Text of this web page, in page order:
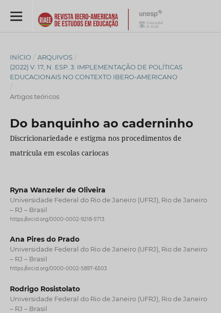
INÍCIO / ARQUIVOS /
(2022) V. 17, N. ESP. 3: IMPLEMENTAÇÃO DE POLÍTICAS
EDUCACIONAIS NO CONTEXTO IBERO-AMERICANO
/
Artigos teóricos
Do banquinho ao caderninho
Discricionariedade e estigma nos procedimentos de
matrícula em escolas cariocas
Ryna Wanzeler de Oliveira
Universidade Federal do Rio de Janeiro (UFRJ), Rio de Janeiro
– RJ – Brasil
https://orcid.org/0000-0002-9218-5713
Ana Pires do Prado
Universidade Federal do Rio de Janeiro (UFRJ), Rio de Janeiro
– RJ – Brasil
https://orcid.org/0000-0002-5897-6503
Rodrigo Rosistolato
Universidade Federal do Rio de Janeiro (UFRJ), Rio de Janeiro
– RJ – Brasil